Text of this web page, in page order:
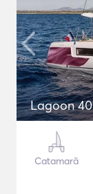
Lagoon 40
Catamarã